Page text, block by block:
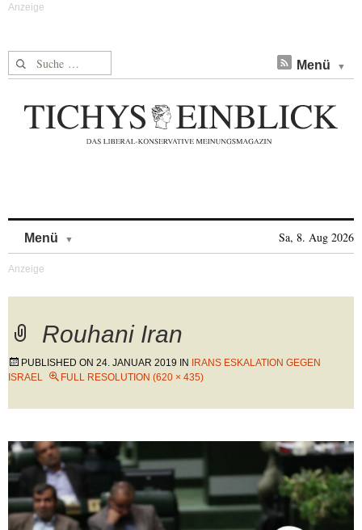
Suche nach: Menü
Menü Sa, 8. Aug 2026
Rouhani Iran
PUBLISHED ON 24. JANUAR 2019 IN
IRANS ESKALATION GEGEN
ISRAEL
FULL RESOLUTION (620 × 435)